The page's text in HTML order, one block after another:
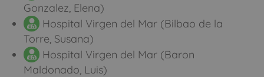
Gonzalez, Elena)
Hospital Virgen del Mar (Bilbao de la
Torre, Susana)
Hospital Virgen del Mar (Baron
Maldonado, Luis)